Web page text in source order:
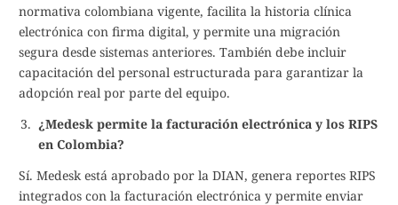
normativa colombiana vigente, facilita la historia clínica
electrónica con firma digital, y permite una migración
segura desde sistemas anteriores. También debe incluir
capacitación del personal estructurada para garantizar la
adopción real por parte del equipo.
¿Medesk permite la facturación electrónica y los RIPS
en Colombia?
Sí. Medesk está aprobado por la DIAN, genera reportes RIPS
integrados con la facturación electrónica y permite enviar